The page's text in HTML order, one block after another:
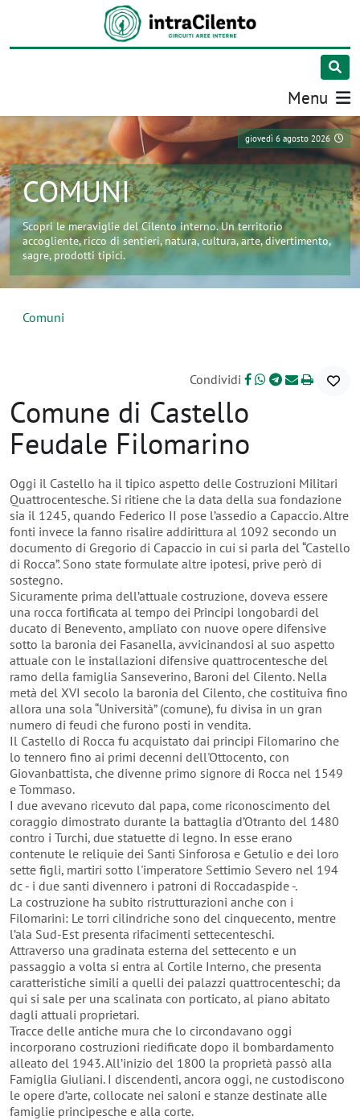
Menu
giovedì 6 agosto 2026
COMUNI
Scopri le meraviglie del Cilento interno. Un territorio
accogliente, ricco di sentieri, natura, cultura, arte, divertimento,
sagre, prodotti tipici.
Comuni
Condividi
Comune di Castello
Feudale Filomarino
Oggi il Castello ha il tipico aspetto delle Costruzioni Militari
Quattrocentesche. Si ritiene che la data della sua fondazione
sia il 1245, quando Federico II pose l’assedio a Capaccio. Altre
fonti invece la fanno risalire addirittura al 1092 secondo un
documento di Gregorio di Capaccio in cui si parla del “Castello
di Rocca”. Sono state formulate altre ipotesi, prive però di
sostegno.
Sicuramente prima dell’attuale costruzione, doveva essere
una rocca fortificata al tempo dei Principi longobardi del
ducato di Benevento, ampliato con nuove opere difensive
sotto la baronia dei Fasanella, avvicinandosi al suo aspetto
attuale con le installazioni difensive quattrocentesche del
ramo della famiglia Sanseverino, Baroni del Cilento. Nella
metà del XVI secolo la baronia del Cilento, che costituiva fino
allora una sola “Università” (comune), fu divisa in un gran
numero di feudi che furono posti in vendita.
Il Castello di Rocca fu acquistato dai principi Filomarino che
lo tennero fino ai primi decenni dell'Ottocento, con
Giovanbattista, che divenne primo signore di Rocca nel 1549
e Tommaso.
I due avevano ricevuto dal papa, come riconoscimento del
coraggio dimostrato durante la battaglia d’Otranto del 1480
contro i Turchi, due statuette di legno. In esse erano
contenute le reliquie dei Santi Sinforosa e Getulio e dei loro
sette figli, martiri sotto l'imperatore Settimio Severo nel 194
dc - i due santi divennero i patroni di Roccadaspide -.
La costruzione ha subito ristrutturazioni anche con i
Filomarini: Le torri cilindriche sono del cinquecento, mentre
l’ala Sud-Est presenta rifacimenti settecenteschi.
Attraverso una gradinata esterna del settecento e un
passaggio a volta si entra al Cortile Interno, che presenta
caratteristiche simili a quelli dei palazzi quattrocenteschi; da
qui si sale per una scalinata con porticato, al piano abitato
dagli attuali proprietari.
Tracce delle antiche mura che lo circondavano oggi
incorporano costruzioni riedificate dopo il bombardamento
alleato del 1943. All’inizio del 1800 la proprietà passò alla
Famiglia Giuliani. I discendenti, ancora oggi, ne custodiscono
le opere d’arte, collocate nei saloni e stanze destinate alle
famiglie principesche e alla corte.